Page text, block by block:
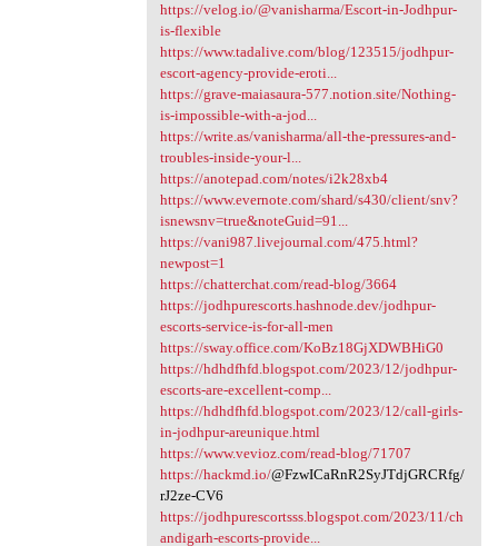
https://velog.io/@vanisharma/Escort-in-Jodhpur-
is-flexible
https://www.tadalive.com/blog/123515/jodhpur-
escort-agency-provide-eroti...
https://grave-maiasaura-577.notion.site/Nothing-
is-impossible-with-a-jod...
https://write.as/vanisharma/all-the-pressures-and-
troubles-inside-your-l...
https://anotepad.com/notes/i2k28xb4
https://www.evernote.com/shard/s430/client/snv?
isnewsnv=true&noteGuid=91...
https://vani987.livejournal.com/475.html?
newpost=1
https://chatterchat.com/read-blog/3664
https://jodhpurescorts.hashnode.dev/jodhpur-
escorts-service-is-for-all-men
https://sway.office.com/KoBz18GjXDWBHiG0
https://hdhdfhfd.blogspot.com/2023/12/jodhpur-
escorts-are-excellent-comp...
https://hdhdfhfd.blogspot.com/2023/12/call-girls-
in-jodhpur-areunique.html
https://www.vevioz.com/read-blog/71707
https://hackmd.io/@FzwICaRnR2SyJTdjGRCRfg/
rJ2ze-CV6
https://jodhpurescortsss.blogspot.com/2023/11/ch
andigarh-escorts-provide...